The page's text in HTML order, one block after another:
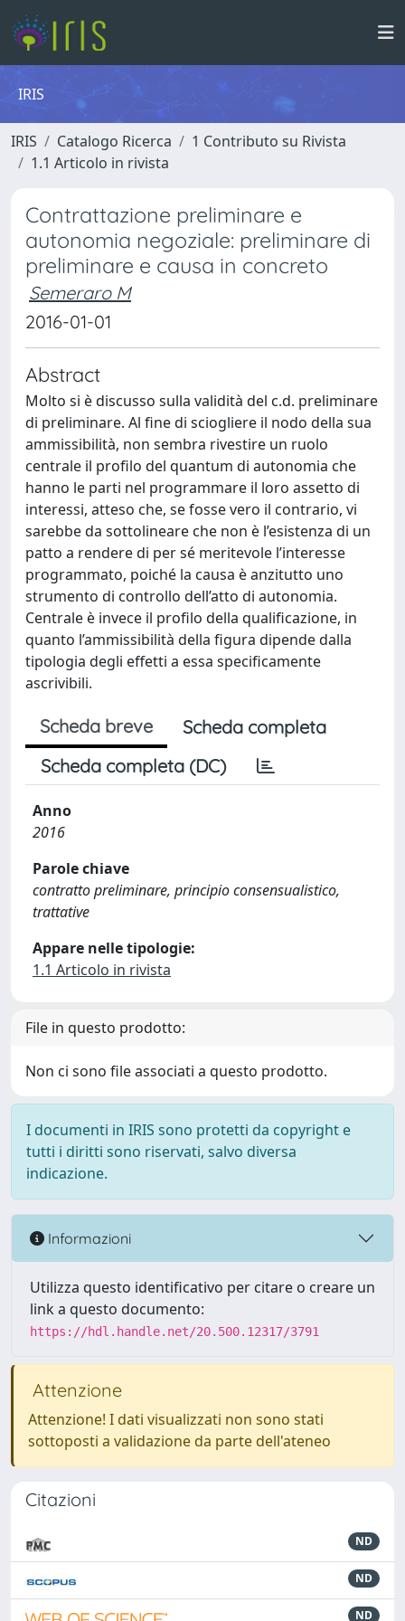
IRIS
IRIS Catalogo Ricerca
1 Contributo su Rivista
1.1 Articolo in rivista
Contrattazione preliminare e
autonomia negoziale: preliminare di
preliminare e causa in concreto
Semeraro M
2016-01-01
Abstract
Molto si è discusso sulla validità del c.d. preliminare
di preliminare. Al fine di sciogliere il nodo della sua
ammissibilità, non sembra rivestire un ruolo
centrale il profilo del quantum di autonomia che
hanno le parti nel programmare il loro assetto di
interessi, atteso che, se fosse vero il contrario, vi
sarebbe da sottolineare che non è l’esistenza di un
patto a rendere di per sé meritevole l’interesse
programmato, poiché la causa è anzitutto uno
strumento di controllo dell’atto di autonomia.
Centrale è invece il profilo della qualificazione, in
quanto l’ammissibilità della figura dipende dalla
tipologia degli effetti a essa specificamente
ascrivibili.
Scheda breve
Scheda completa
Scheda completa (DC)
Anno
2016
Parole chiave
contratto preliminare, principio consensualistico,
trattative
Appare nelle tipologie:
1.1 Articolo in rivista
File in questo prodotto:
Non ci sono file associati a questo prodotto.
I documenti in IRIS sono protetti da copyright e
tutti i diritti sono riservati, salvo diversa
indicazione.
Informazioni
Utilizza questo identificativo per citare o creare un
link a questo documento:
https://hdl.handle.net/20.500.12317/3791
Attenzione
Attenzione! I dati visualizzati non sono stati
sottoposti a validazione da parte dell'ateneo
Citazioni
ND
ND
ND